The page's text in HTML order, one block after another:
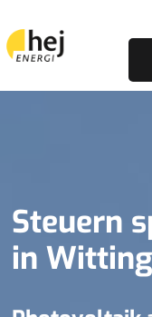
Steuern
in